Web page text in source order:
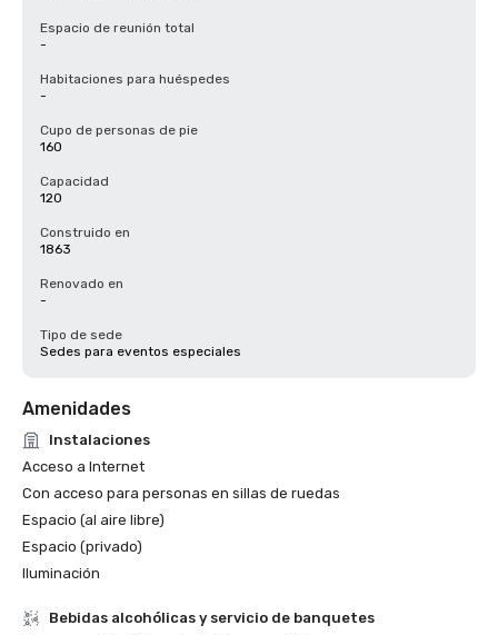
Espacio de reunión total
-
Habitaciones para huéspedes
-
Cupo de personas de pie
160
Capacidad
120
Construido en
1863
Renovado en
-
Tipo de sede
Sedes para eventos especiales
Amenidades
Instalaciones
Acceso a Internet
Con acceso para personas en sillas de ruedas
Espacio (al aire libre)
Espacio (privado)
Iluminación
Bebidas alcohólicas y servicio de banquetes